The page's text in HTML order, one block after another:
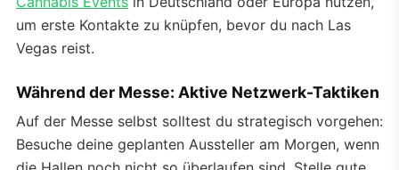
um erste Kontakte zu knüpfen, bevor du nach Las
Vegas reist.
Während der Messe: Aktive Netzwerk-Taktiken
Auf der Messe selbst solltest du strategisch vorgehen:
Besuche deine geplanten Aussteller am Morgen, wenn